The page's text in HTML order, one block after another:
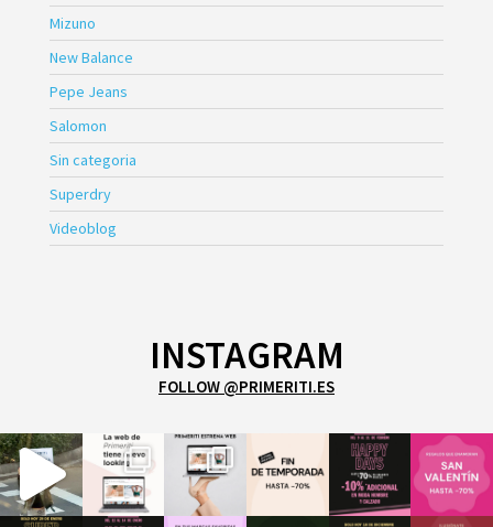
Mizuno
New Balance
Pepe Jeans
Salomon
Sin categoria
Superdry
Videoblog
INSTAGRAM
FOLLOW @PRIMERITI.ES